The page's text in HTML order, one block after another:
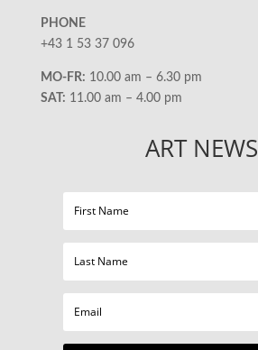
PHONE
+43 1 53 37 096
MO-FR: 10.00 am – 6.30 pm
SAT: 11.00 am – 4.00 pm
ART NEWS